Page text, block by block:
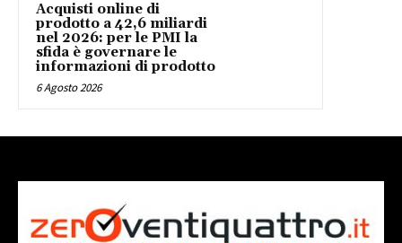
Acquisti online di
prodotto a 42,6 miliardi
nel 2026: per le PMI la
sfida è governare le
informazioni di prodotto
6 Agosto 2026